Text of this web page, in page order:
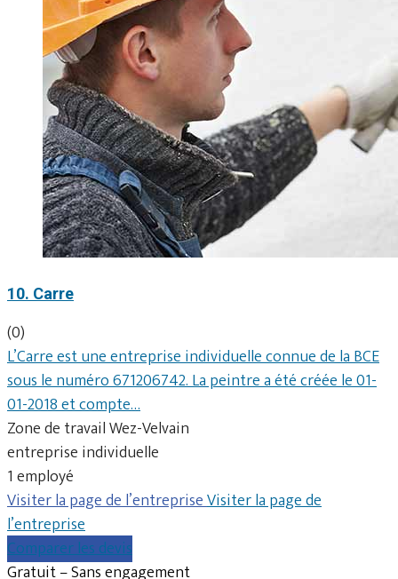
10. Carre
(0)
L’Carre est une entreprise individuelle connue de la BCE
sous le numéro 671206742. La peintre a été créée le 01-
01-2018 et compte…
Zone de travail Wez-Velvain
entreprise individuelle
1 employé
Visiter la page de l’entrepriseVisiter la page de
l’entreprise
Comparer les devis
Gratuit – Sans engagement